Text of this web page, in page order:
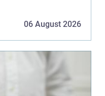
06 August 2026